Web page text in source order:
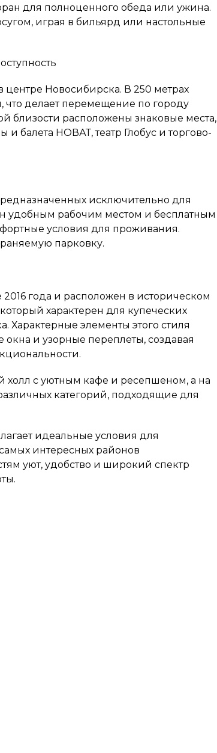
для полноценного обеда или ужина.
играя в бильярд или настольные
центре Новосибирска. В 250 метрах
что делает перемещение по городу
близости расположены знаковые места,
балета НОВАТ, театр Глобус и торгово-
исключительно для
удобным рабочим местом и бесплатным
условия для проживания.
парковку.
года и расположен в историческом
характерен для купеческих
Характерные элементы этого стиля
и узорные переплеты, создавая
холл с уютным кафе и ресепшеном, а на
категорий, подходящие для
идеальные условия для
интересных районов
уют, удобство и широкий спектр